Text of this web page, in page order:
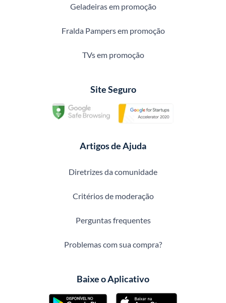
Geladeiras em promoção
Fralda Pampers em promoção
TVs em promoção
Site Seguro
Artigos de Ajuda
Diretrizes da comunidade
Critérios de moderação
Perguntas frequentes
Problemas com sua compra?
Baixe o Aplicativo